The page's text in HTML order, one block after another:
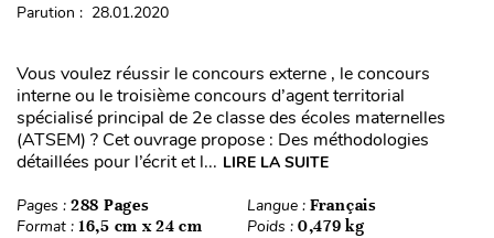
Parution : 28.01.2020
Vous voulez réussir le concours externe , le concours
interne ou le troisième concours d’agent territorial
spécialisé principal de 2e classe des écoles maternelles
(ATSEM) ? Cet ouvrage propose : Des méthodologies
détaillées pour l’écrit et l... LIRE LA SUITE
Pages : 288 Pages Langue : Français
Format : 16,5 cm x 24 cm Poids : 0,479 kg